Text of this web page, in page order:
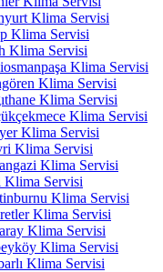
Klima Servisi
Klima Servisi
Klima Servisi
Klima Servisi
Klima Servisi
Klima Servisi
Klima Servisi
Klima Servisi
Klima Servisi
Klima Servisi
Klima Servisi
Klima Servisi
Klima Servisi
Klima Servisi
Klima Servisi
Klima Servisi